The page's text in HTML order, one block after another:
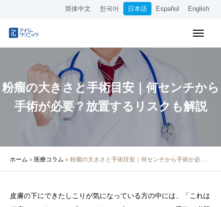
简体中文 한국어 日本語 Español English
粉瘤の大きさと手術目安｜何センチから
手術が必要？放置するリスクも解説
ホーム » 医療コラム » 粉瘤の大きさと手術目安｜何センチから手術が必要？放置するリスクも解説
皮膚の下にできたしこりが気になっている方の中には、「これは
アクセス
クリニック紹介
診療内容
採用情報